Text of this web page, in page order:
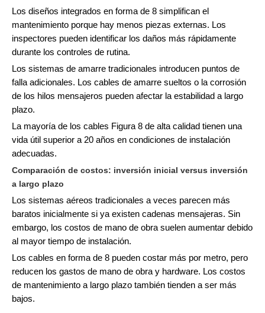
Los diseños integrados en forma de 8 simplifican el
mantenimiento porque hay menos piezas externas. Los
inspectores pueden identificar los daños más rápidamente
durante los controles de rutina.
Los sistemas de amarre tradicionales introducen puntos de
falla adicionales. Los cables de amarre sueltos o la corrosión
de los hilos mensajeros pueden afectar la estabilidad a largo
plazo.
La mayoría de los cables Figura 8 de alta calidad tienen una
vida útil superior a 20 años en condiciones de instalación
adecuadas.
Comparación de costos: inversión inicial versus inversión
a largo plazo
Los sistemas aéreos tradicionales a veces parecen más
baratos inicialmente si ya existen cadenas mensajeras. Sin
embargo, los costos de mano de obra suelen aumentar debido
al mayor tiempo de instalación.
Los cables en forma de 8 pueden costar más por metro, pero
reducen los gastos de mano de obra y hardware. Los costos
de mantenimiento a largo plazo también tienden a ser más
bajos.